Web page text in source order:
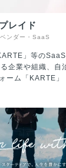
分析機能を用い
かが分かる ・自
） ▼資金調達情報 2019年6
2020年6月 シ
のスタートアッ
にした、優しい
仕事においては
％超えと、大
・過度な残業
／スキルアップ ・大
メガベンチャー
ドを持つメン
体性が強く求
レイド
ンダー・SaaS
」等の
業や組織、自治体
ーム「KARTE」
る事業開発組織
小企業、スター
、データを活
。 ・「PLAID ALPHA」 これ